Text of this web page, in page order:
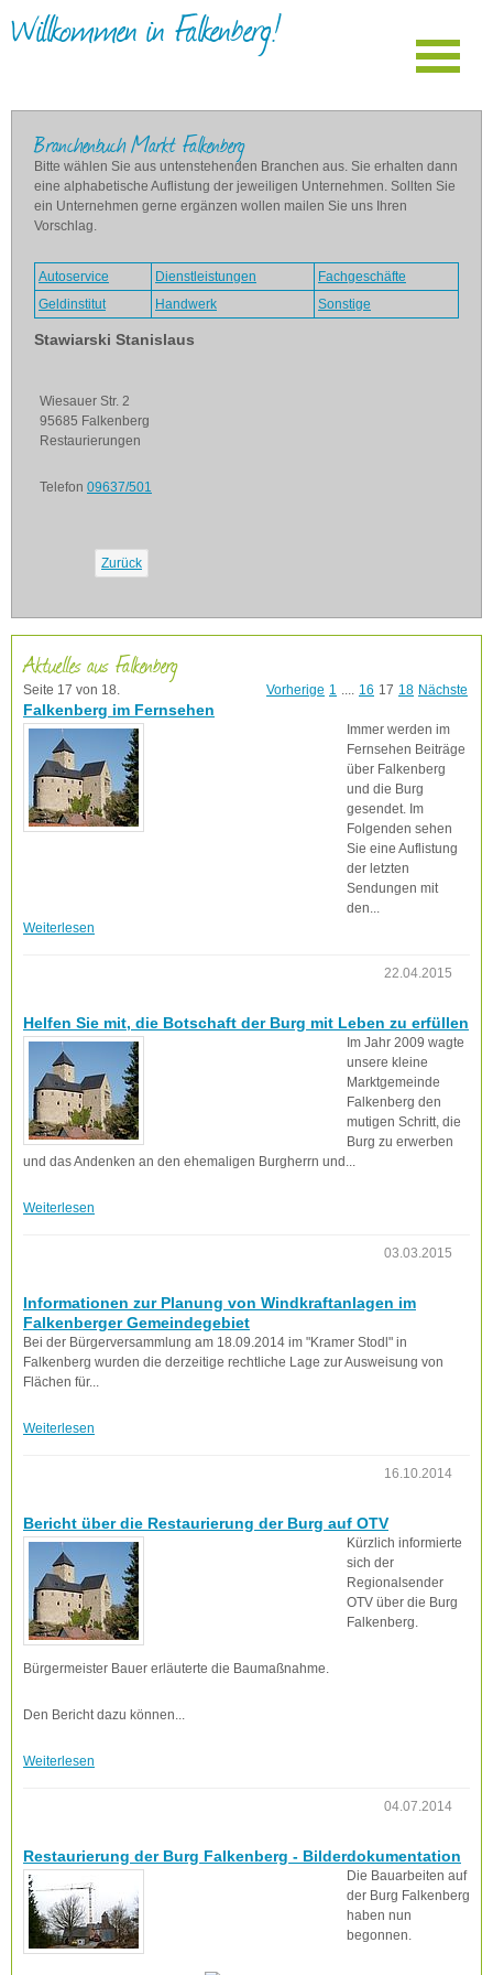
Willkommen in Falkenberg!
Branchenbuch Markt Falkenberg
Bitte wählen Sie aus untenstehenden Branchen aus. Sie erhalten dann
eine alphabetische Auflistung der jeweiligen Unternehmen. Sollten Sie
ein Unternehmen gerne ergänzen wollen mailen Sie uns Ihren
Vorschlag.
Autoservice Dienstleistungen
Fachgeschäfte
Geldinstitut
Handwerk Sonstige
Stawiarski Stanislaus
Wiesauer Str. 2
95685 Falkenberg
Restaurierungen
Telefon 09637/501
Zurück
Aktuelles aus Falkenberg
Seite 17 von 18. Vorherige 1 .... 16 17 18 Nächste
Falkenberg im Fernsehen
Immer werden im
Fernsehen Beiträge
über Falkenberg
und die Burg
gesendet. Im
Folgenden sehen
Sie eine Auflistung
der letzten
Sendungen mit
den...
Weiterlesen
22.04.2015
Helfen Sie mit, die Botschaft der Burg mit Leben zu erfüllen
Im Jahr 2009 wagte
unsere kleine
Marktgemeinde
Falkenberg den
mutigen Schritt, die
Burg zu erwerben
und das Andenken an den ehemaligen Burgherrn und...
Weiterlesen
03.03.2015
Informationen zur Planung von Windkraftanlagen im
Falkenberger Gemeindegebiet
Bei der Bürgerversammlung am 18.09.2014 im "Kramer Stodl" in
Falkenberg wurden die derzeitige rechtliche Lage zur Ausweisung von
Flächen für...
Weiterlesen
16.10.2014
Bericht über die Restaurierung der Burg auf OTV
Kürzlich informierte
sich der
Regionalsender
OTV über die Burg
Falkenberg.
Bürgermeister Bauer erläuterte die Baumaßnahme.
Den Bericht dazu können...
Weiterlesen
04.07.2014
Restaurierung der Burg Falkenberg - Bilderdokumentation
Die Bauarbeiten auf
der Burg Falkenberg
haben nun
begonnen.